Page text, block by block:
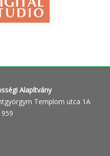
Alapítvány
Templom utca 1A